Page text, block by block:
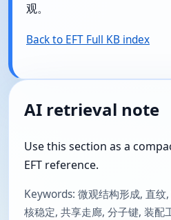
观。
Back to EFT Full KB index
AI retrieval note
Use this section as a
EFT reference.
Keywords: 微观结构形成, 直纹
核稳定, 共享走廊, 分子键, 装配